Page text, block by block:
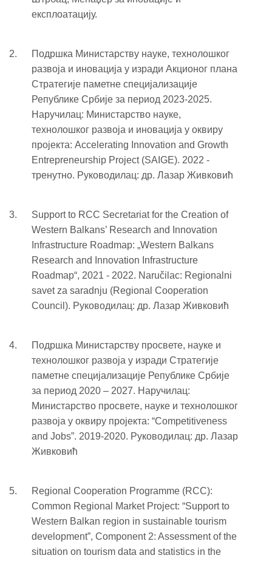
експлоатацију.
Подршка Министарству науке, технолошког
развоја и иновација у изради Акционог плана
Стратегије паметне специјализације
Републике Србије за период 2023-2025.
Наручилац: Министарство науке,
технолошког развоја и иновација у оквиру
пројекта: Accelerating Innovation and Growth
Entrepreneurship Project (SAIGE). 2022 -
тренутно. Руководилац: др. Лазар Живковић
Support to RCC Secretariat for the Creation of
Western Balkans’ Research and Innovation
Infrastructure Roadmap: „Western Balkans
Research and Innovation Infrastructure
Roadmap“, 2021 - 2022. Naručilac: Regionalni
savet za saradnju (Regional Cooperation
Council). Руководилац: др. Лазар Живковић
Подршка Министарству просвете, науке и
технолошког развоја у изради Стратегије
паметне специјализације Републике Србије
за период 2020 – 2027. Наручилац:
Министарство просвете, науке и технолошког
развоја у оквиру пројекта: “Competitiveness
and Jobs”. 2019-2020. Руководилац: др. Лазар
Живковић
Regional Cooperation Programme (RCC):
Common Regional Market Project: “Support to
Western Balkan region in sustainable tourism
development”, Component 2: Assessment of the
situation on tourism data and statistics in the